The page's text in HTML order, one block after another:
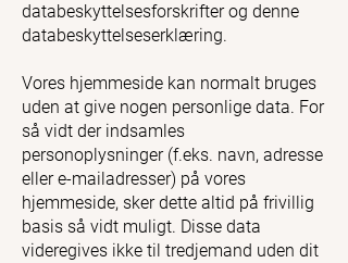
databeskyttelsesforskrifter og denne
databeskyttelseserklæring.
Vores hjemmeside kan normalt bruges
uden at give nogen personlige data. For
så vidt der indsamles
personoplysninger (f.eks. navn, adresse
eller e-mailadresser) på vores
hjemmeside, sker dette altid på frivillig
basis så vidt muligt. Disse data
videregives ikke til tredjemand uden dit